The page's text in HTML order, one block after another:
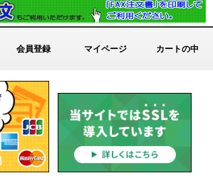
会員登録 マイページ カートの中